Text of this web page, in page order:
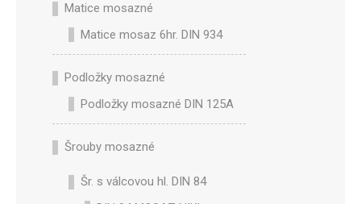
Matice mosazné
Matice mosaz 6hr. DIN 934
Podložky mosazné
Podložky mosazné DIN 125A
Šrouby mosazné
Šr. s válcovou hl. DIN 84